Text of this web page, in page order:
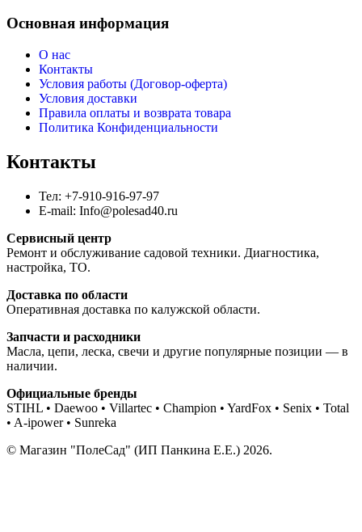
Основная информация
О нас
Контакты
Условия работы (Договор-оферта)
Условия доставки
Правила оплаты и возврата товара
Политика Конфиденциальности
Контакты
Тел: +7-910-916-97-97
E-mail: Info@polesad40.ru
Сервисный центр
Ремонт и обслуживание садовой техники. Диагностика,
настройка, ТО.
Доставка по области
Оперативная доставка по калужской области.
Запчасти и расходники
Масла, цепи, леска, свечи и другие популярные позиции — в
наличии.
Официальные бренды
STIHL • Daewoo • Villartec • Champion • YardFox • Senix • Total
• A-ipower • Sunreka
© Магазин "ПолеСад" (ИП Панкина Е.Е.) 2026.